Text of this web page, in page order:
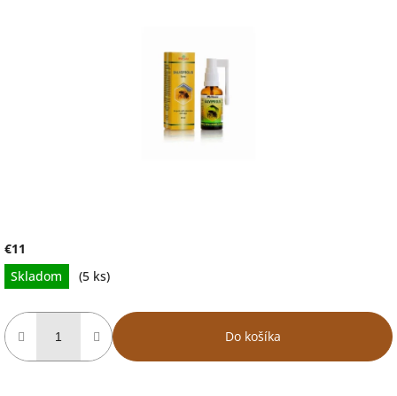
€11
Jednotková
cena:
Skladom (5 ks)
Do košíka